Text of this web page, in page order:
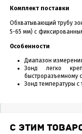
Комплект поставки
Обхватывающий трубу
5-65 мм) с
Особенности
Диапазон
Зонд легко
быстроразъемному
Зонд температуры с
С ЭТИМ